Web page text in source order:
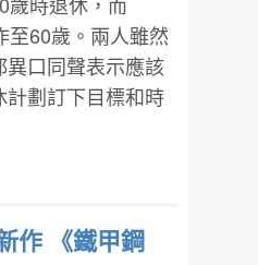
至60歲。兩人雖然
口同聲表示應該
劃訂下目標和時
作 《鐵甲鋼